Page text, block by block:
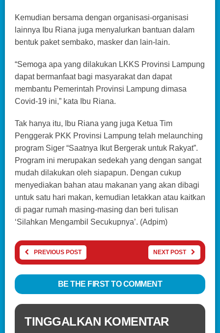
Kemudian bersama dengan organisasi-organisasi
lainnya Ibu Riana juga menyalurkan bantuan dalam
bentuk paket sembako, masker dan lain-lain.
“Semoga apa yang dilakukan LKKS Provinsi Lampung
dapat bermanfaat bagi masyarakat dan dapat
membantu Pemerintah Provinsi Lampung dimasa
Covid-19 ini,” kata Ibu Riana.
Tak hanya itu, Ibu Riana yang juga Ketua Tim
Penggerak PKK Provinsi Lampung telah melaunching
program Siger “Saatnya Ikut Bergerak untuk Rakyat”.
Program ini merupakan sedekah yang dengan sangat
mudah dilakukan oleh siapapun. Dengan cukup
menyediakan bahan atau makanan yang akan dibagi
untuk satu hari makan, kemudian letakkan atau kaitkan
di pagar rumah masing-masing dan beri tulisan
‘Silahkan Mengambil Secukupnya’. (Adpim)
PREVIOUS POST NEXT POST
BE THE FIRST TO COMMENT
TINGGALKAN KOMENTAR